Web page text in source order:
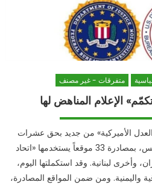
متفرقات - غير مصنف
الإعلام المناهض لها
الأميركية» من جديد بحق عشرات
المواقع الإلكترونية. اذ بدأت أمس، بمصادرة 33 موقعاً يستخدمها «اتحاد
وأخرى لبنانية. وقد استكملتها اليوم،
واليمنية. ومن ضمن المواقع المصادرة،